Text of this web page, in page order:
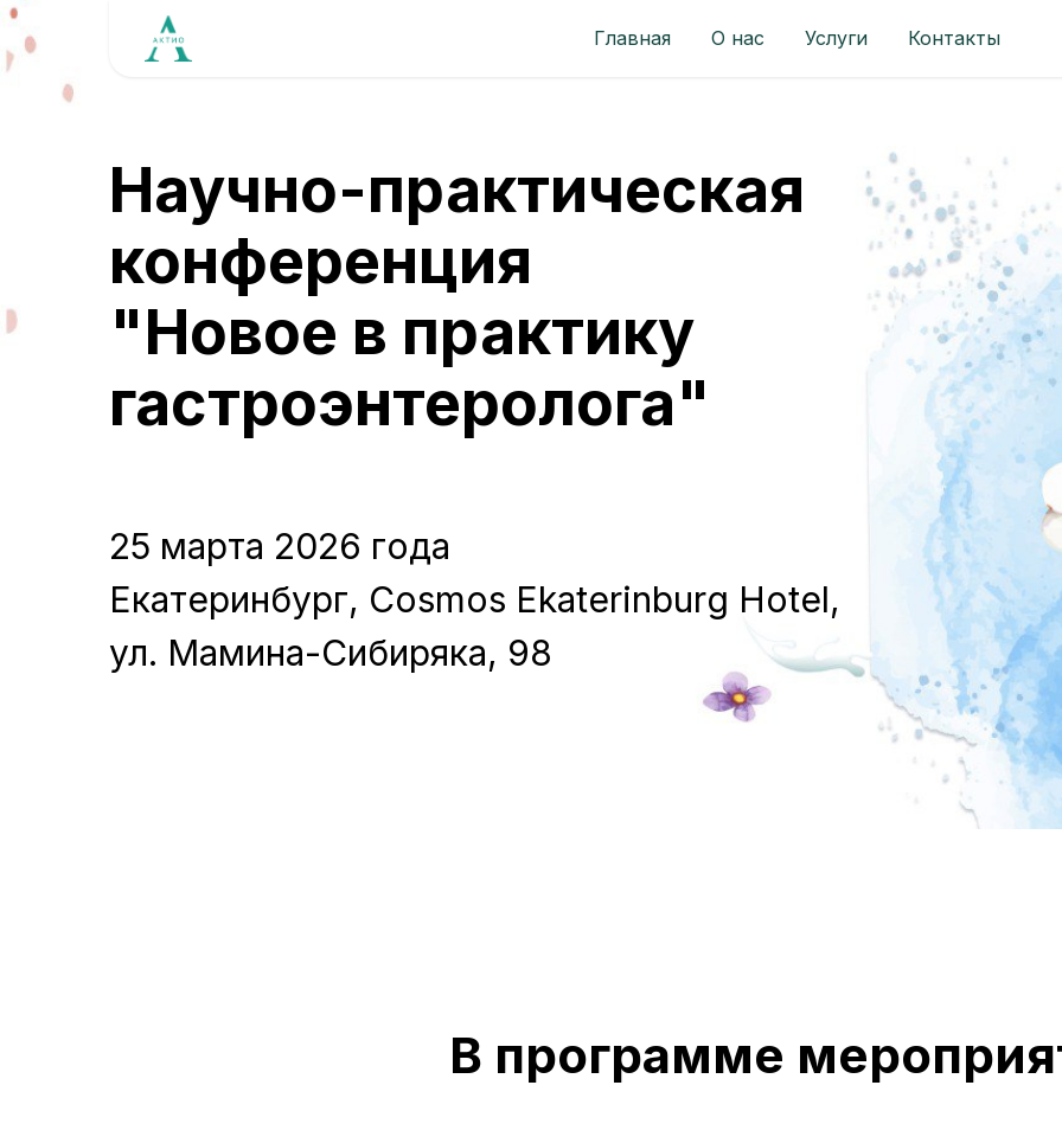
Главная О нас Услуги Контакты
Научно-практическая
конференция
"Новое в практику
гастроэнтеролога"
25 марта 2026 года
Екатеринбург, Cosmos Ekaterinburg Hotel,
ул. Мамина-Сибиряка, 98
В программе